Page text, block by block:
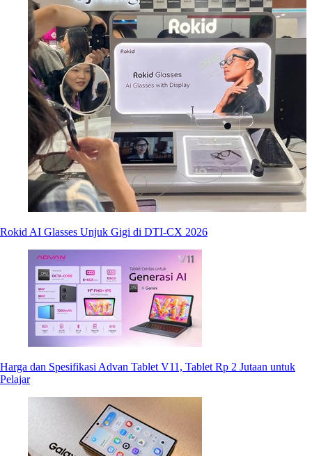
Rokid AI Glasses Unjuk Gigi di DTI-CX 2026
Harga dan Spesifikasi Advan Tablet V11, Tablet Rp 2 Jutaan untuk
Pelajar